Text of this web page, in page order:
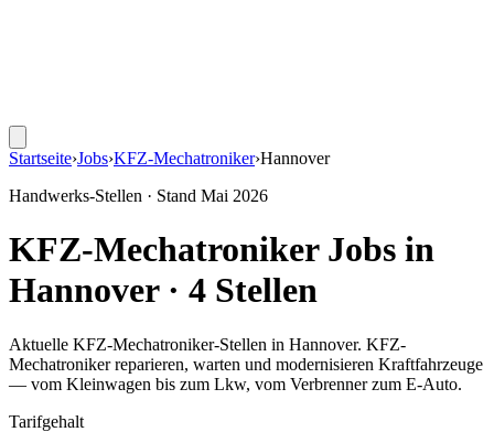
Startseite›Jobs›KFZ-Mechatroniker›Hannover
Handwerks-Stellen · Stand Mai 2026
KFZ-MechatronikerJobs in
Hannover· 4 Stellen
Aktuelle KFZ-Mechatroniker-Stellen in Hannover. KFZ-
Mechatroniker reparieren, warten und modernisieren Kraftfahrzeuge
— vom Kleinwagen bis zum Lkw, vom Verbrenner zum E-Auto.
Tarifgehalt